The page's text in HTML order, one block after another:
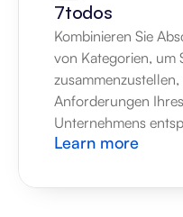
7todos
Kombinieren Sie
von Kategorien, um
zusammenzustellen,
Anforderungen
Unternehmens
Learn more